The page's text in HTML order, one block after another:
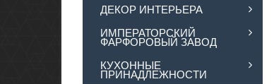
ДЕКОР ИНТЕРЬЕРА
ИМПЕРАТОРСКИЙ
ФАРФОРОВЫЙ ЗАВОД
КУХОННЫЕ
ПРИНАДЛЕЖНОСТИ